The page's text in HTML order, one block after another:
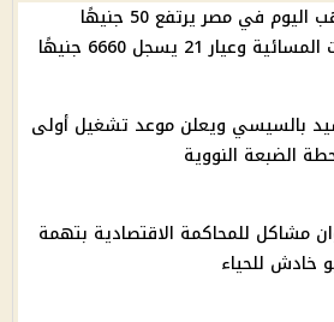
سعر الذهب اليوم في مصر يرتفع 50 جنيهًا
وعيار 21 يسجل 6660 جنيهًا
بالسيسي ويعلن موعد تشغيل أولى
الضبعة النووية
مشاكل للمحاكمة الاقتصادية بتهمة
خادش للحياء